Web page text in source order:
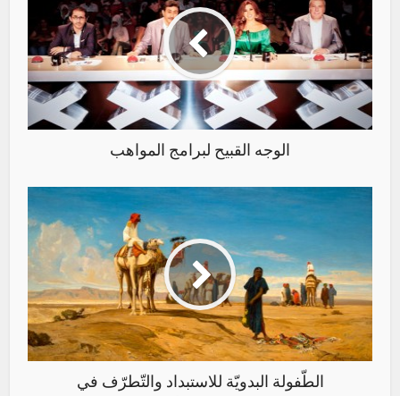
الوجه القبيح لبرامج المواهب
الطّفولة البدويّة للاستبداد والتّطرّف في